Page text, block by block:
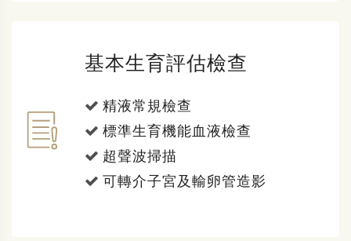
基本生育評估檢查
精液常規檢查
標準生育機能血液檢查
超聲波掃描
可轉介子宮及輸卵管造影